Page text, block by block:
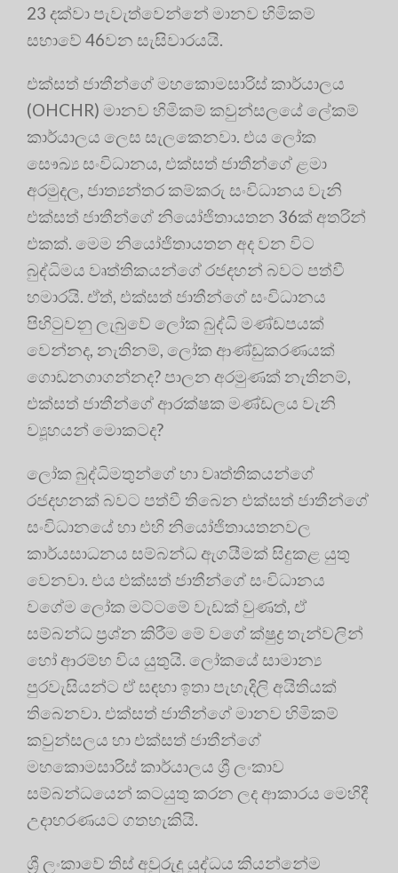
23 දක්වා පැවැත්වෙන්නේ මානව හිමිකම්
සභාවේ 46වන සැසිවාරයයි.
එක්සත් ජාතීන්ගේ මහකොමසාරිස් කාර්යාලය
(OHCHR) මානව හිමිකම් කවුන්සලයේ ලේකම්
කාර්යාලය ලෙස සැලකෙනවා. එය ලෝක
සෞඛ්‍ය සංවිධානය, එක්සත් ජාතීන්ගේ ළමා
අරමුදල, ජාත්‍යන්තර කම්කරු සංවිධානය වැනි
එක්සත් ජාතීන්ගේ නියෝජිතායතන 36ක් අතරින්
එකක්. මෙම නියෝජිතායතන අද වන විට
බුද්ධිමය වෘත්තිකයන්ගේ රජදහන් බවට පත්වී
හමාරයි. ඒත්, එක්සත් ජාතීන්ගේ සංවිධානය
පිහිටුවනු ලැබුවේ ලෝක බුද්ධි මණ්ඩපයක්
වෙන්නද, නැතිනම්, ලෝක ආණ්ඩුකරණයක්
ගොඩනගාගන්නද? පාලන අරමුණක් නැතිනම්,
එක්සත් ජාතීන්ගේ ආරක්ෂක මණ්ඩලය වැනි
ව්‍යූහයන් මොකටද?
ලෝක බුද්ධිමතුන්ගේ හා වෘත්තිකයන්ගේ
රජදහනක් බවට පත්වී තිබෙන එක්සත් ජාතීන්ගේ
සංවිධානයේ හා එහි නියෝජිතායතනවල
කාර්යසාධනය සම්බන්ධ ඇගයීමක් සිදුකළ යුතු
වෙනවා. එය එක්සත් ජාතීන්ගේ සංවිධානය
වගේම ලෝක මට්ටමේ වැඩක් වුණත්, ඒ
සම්බන්ධ ප්‍රශ්න කිරීම මේ වගේ ක්ෂුද්‍ර තැන්වලින්
හෝ ආරම්භ විය යුතුයි. ලෝකයේ සාමාන්‍ය
පුරවැසියන්ට ඒ සඳහා ඉතා පැහැදිලි අයිතියක්
තිබෙනවා. එක්සත් ජාතීන්ගේ මානව හිමිකම්
කවුන්සලය හා එක්සත් ජාතීන්ගේ
මහකොමසාරිස් කාර්යාලය ශ්‍රී ලංකාව
සම්බන්ධයෙන් කටයුතු කරන ලද ආකාරය මෙහිදී
උදාහරණයට ගතහැකියි.
ශ්‍රී ලංකාවේ තිස් අවුරුදු යුද්ධය කියන්නේම